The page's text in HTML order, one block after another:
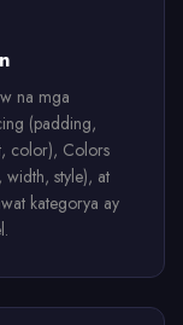
na mga
(padding,
color), Colors
style), at
kategorya ay